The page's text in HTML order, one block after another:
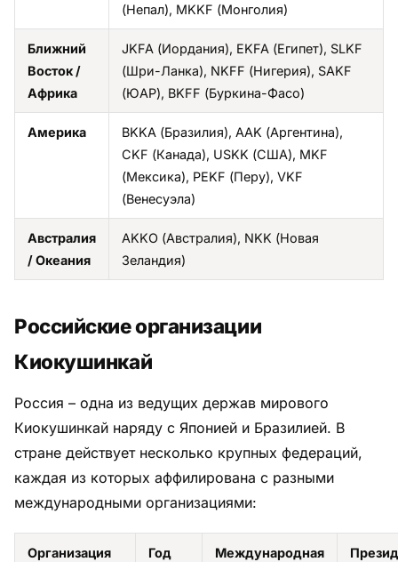
(Непал), MKKF (Монголия)
Ближний
Восток /
Африка
JKFA (Иордания), EKFA (Египет), SLKF
(Шри-Ланка), NKFF (Нигерия), SAKF
(ЮАР), BKFF (Буркина-Фасо)
Америка
BKKA (Бразилия), AAK (Аргентина),
CKF (Канада), USKK (США), MKF
(Мексика), PEKF (Перу), VKF
(Венесуэла)
Австралия
/ Океания
AKKO (Австралия), NKK (Новая
Зеландия)
Российские организации
Киокушинкай
Россия – одна из ведущих держав мирового
Киокушинкай наряду с Японией и Бразилией. В
стране действует несколько крупных федераций,
каждая из которых аффилирована с разными
международными организациями:
Организация
Год
Международная